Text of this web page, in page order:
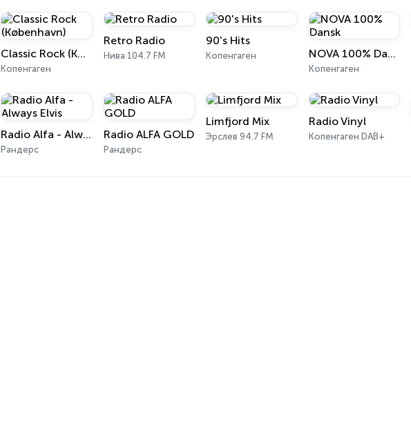
Classic Rock (København)
Копенгаген
Retro Radio
Нива 104.7 FM
90's Hits
Копенгаген NOVA 100% Dansk
Копенгаген
Radio Alfa - Always Elvis
Рандерс
Radio ALFA GOLD
Рандерс
Limfjord Mix
Эрслев 94.7 FM
Radio Vinyl
Копенгаген DAB+